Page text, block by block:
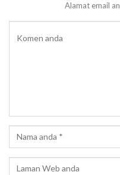
Alamat email